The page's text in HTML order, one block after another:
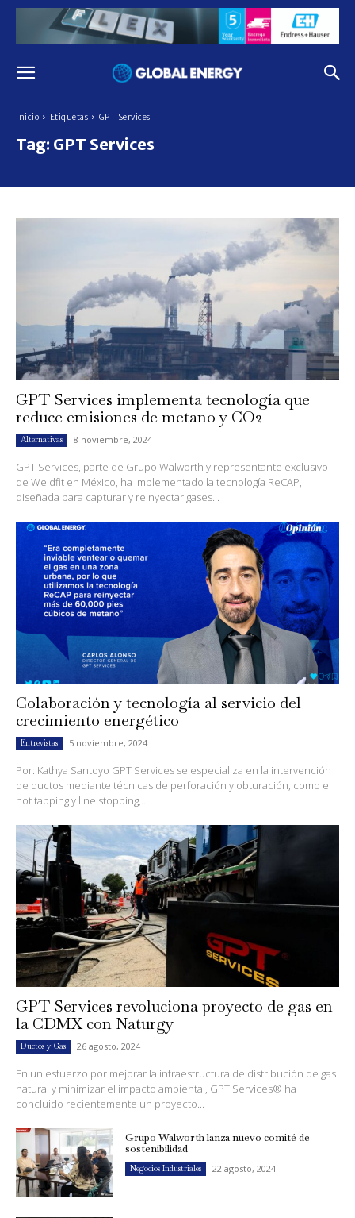
Inicio Etiquetas GPT Services
Tag: GPT Services
GPT Services implementa tecnología que
reduce emisiones de metano y CO2
Alternativas 8 noviembre, 2024
GPT Services, parte de Grupo Walworth y representante exclusivo
de Weldfit en México, ha implementado la tecnología ReCAP,
diseñada para capturar y reinyectar gases...
Colaboración y tecnología al servicio del
crecimiento energético
Entrevistas 5 noviembre, 2024
Por: Kathya Santoyo GPT Services se especializa en la intervención
de ductos mediante técnicas de perforación y obturación, como el
hot tapping y line stopping,...
GPT Services revoluciona proyecto de gas en
la CDMX con Naturgy
Ductos y Gas 26 agosto, 2024
En un esfuerzo por mejorar la infraestructura de distribución de gas
natural y minimizar el impacto ambiental, GPT Services® ha
concluido recientemente un proyecto...
Grupo Walworth lanza nuevo comité de
sostenibilidad
Negocios Industriales 22 agosto, 2024